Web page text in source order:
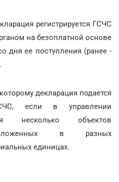
регистрируется ГСЧС
на безоплатной основе
дня ее поступления (ранее -
декларация подается
если в управлении
несколько объектов
в разных
единицах.